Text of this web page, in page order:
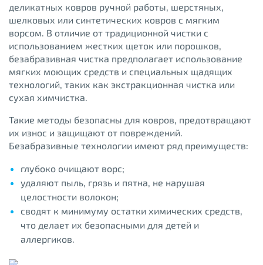
деликатных ковров ручной работы, шерстяных,
шелковых или синтетических ковров с мягким
ворсом. В отличие от традиционной чистки с
использованием жестких щеток или порошков,
безабразивная чистка предполагает использование
мягких моющих средств и специальных щадящих
технологий, таких как экстракционная чистка или
сухая химчистка.
Такие методы безопасны для ковров, предотвращают
их износ и защищают от повреждений.
Безабразивные технологии имеют ряд преимуществ:
глубоко очищают ворс;
удаляют пыль, грязь и пятна, не нарушая
целостности волокон;
сводят к минимуму остатки химических средств,
что делает их безопасными для детей и
аллергиков.